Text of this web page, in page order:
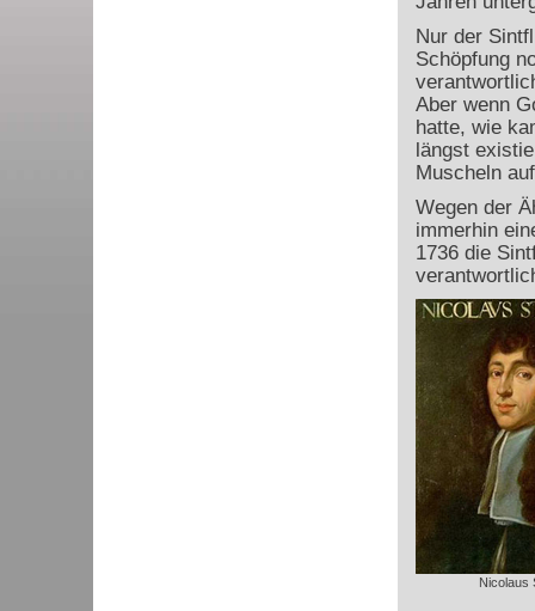
Nur der
Schöpfung
Aber wenn
hatte, wie
längst
Muscheln
Wegen der
immerhin
1736 die
Nicolaus